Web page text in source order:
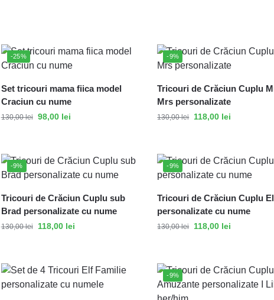
-25%
Set tricouri mama fiica model
Craciun cu nume
130,00lei 98,00 lei
-9%
Tricouri de Crăciun Cuplu
Mrs personalizate
130,00lei 118,00 lei
-9%
Tricouri de Crăciun Cuplu sub
Brad personalizate cu nume
130,00lei 118,00 lei
-9%
Tricouri de Crăciun Cuplu
personalizate cu nume
130,00lei 118,00 lei
-9%